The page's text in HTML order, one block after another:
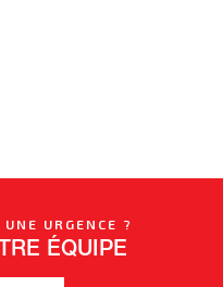
URGENCE ?
ÉQUIPE